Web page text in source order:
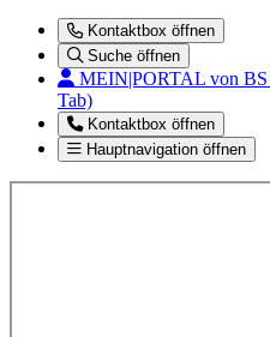
Kontaktbox öffnen
Suche öffnen
MEIN|PORTAL von
Tab)
Kontaktbox öffnen
Hauptnavigation öffnen